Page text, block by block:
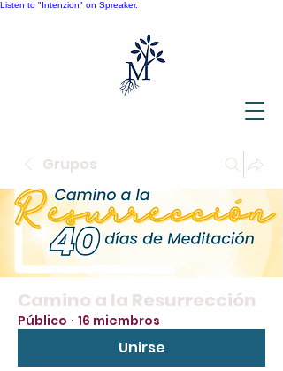
Listen to "Intenzion" on Spreaker.
Grupos
Camino a la Resurrección
Público · 16 miembros
Unirse